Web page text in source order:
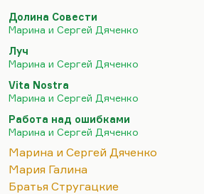
физиологическую зависимость,
психологическую. Это такие
интенсивно, талантливо, тонко
иногда совершенно
оплетены, вы уже не можете
не любовь, это зависимость или
Вот у Марины с Сережей
профессиональный психолог)
проведено это различие. А так-
Дяченко…
Долина Совести
Марина и Сергей Дяченко
Луч
Марина и Сергей Дяченко
Vita Nostra
Марина и Сергей Дяченко
Работа над ошибками
Марина и Сергей Дяченко
Марина и Сергей Дяченко
Мария Галина
Братья Стругацкие